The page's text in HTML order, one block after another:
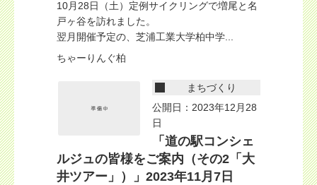
10月28日（土）定例サイクリングで増尾と名
戸ヶ谷を訪れました。
翌月開催予定の、芝浦工業大学柏中学...
ちゃーりんぐ柏
まちづくり
公開日：2023年12月28
日
「道の駅コンシェ
ルジュの皆様をご案内（その2「大
井ツアー」）」2023年11月7日